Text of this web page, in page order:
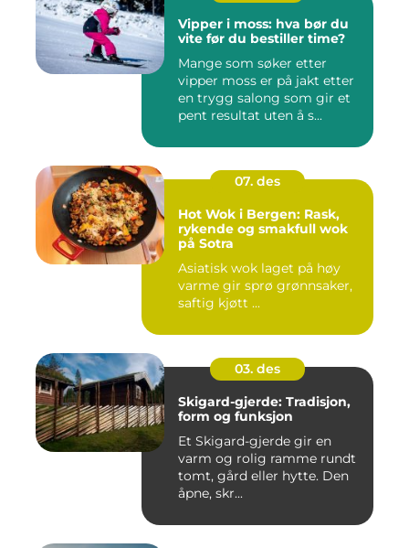
Vipper i moss: hva bør du
vite før du bestiller time?
Mange som søker etter
vipper moss er på jakt etter
en trygg salong som gir et
pent resultat uten å s...
07. des
Hot Wok i Bergen: Rask,
rykende og smakfull wok
på Sotra
Asiatisk wok laget på høy
varme gir sprø grønnsaker,
saftig kjøtt ...
03. des
Skigard-gjerde: Tradisjon,
form og funksjon
Et Skigard-gjerde gir en
varm og rolig ramme rundt
tomt, gård eller hytte. Den
åpne, skr...